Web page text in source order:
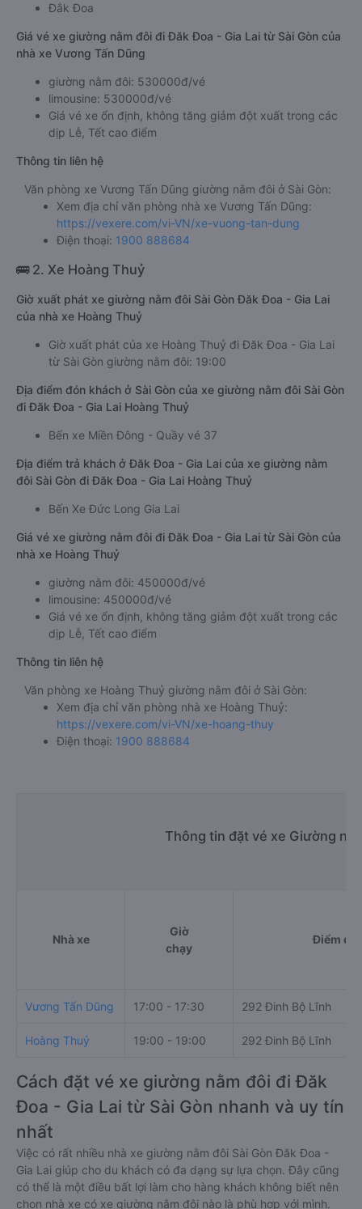
Đắk Đoa
Giá vé xe giường nằm đôi đi Đăk Đoa - Gia Lai từ Sài Gòn của
nhà xe Vương Tấn Dũng
giường nằm đôi: 530000đ/vé
limousine: 530000đ/vé
Giá vé xe ổn định, không tăng giảm đột xuất trong các
dịp Lễ, Tết cao điểm
Thông tin liên hệ
Văn phòng xe Vương Tấn Dũng giường nằm đôi ở Sài Gòn:
Xem địa chỉ văn phòng nhà xe Vương Tấn Dũng:
https://vexere.com/vi-VN/xe-vuong-tan-dung
Điện thoại: 1900 888684
🚌 2. Xe Hoàng Thuỷ
Giờ xuất phát xe giường nằm đôi Sài Gòn Đăk Đoa - Gia Lai
của nhà xe Hoàng Thuỷ
Giờ xuất phát của xe Hoàng Thuỷ đi Đăk Đoa - Gia Lai
từ Sài Gòn giường nằm đôi: 19:00
Địa điểm đón khách ở Sài Gòn của xe giường nằm đôi Sài Gòn
đi Đăk Đoa - Gia Lai Hoàng Thuỷ
Bến xe Miền Đông - Quầy vé 37
Địa điểm trả khách ở Đăk Đoa - Gia Lai của xe giường nằm
đôi Sài Gòn đi Đăk Đoa - Gia Lai Hoàng Thuỷ
Bến Xe Đức Long Gia Lai
Giá vé xe giường nằm đôi đi Đăk Đoa - Gia Lai từ Sài Gòn của
nhà xe Hoàng Thuỷ
giường nằm đôi: 450000đ/vé
limousine: 450000đ/vé
Giá vé xe ổn định, không tăng giảm đột xuất trong các
dịp Lễ, Tết cao điểm
Thông tin liên hệ
Văn phòng xe Hoàng Thuỷ giường nằm đôi ở Sài Gòn:
Xem địa chỉ văn phòng nhà xe Hoàng Thuỷ:
https://vexere.com/vi-VN/xe-hoang-thuy
Điện thoại: 1900 888684
Thông tin đặt vé xe Giường
Nhà xe
Giờ
chạy
Điểm đi
Vương Tấn Dũng 17:00 - 17:30 292 Đinh Bộ Lĩnh
Hoàng Thuỷ 19:00 - 19:00 292 Đinh Bộ Lĩnh
Cách đặt vé xe giường nằm đôi đi Đăk
Đoa - Gia Lai từ Sài Gòn nhanh và uy tín
nhất
Việc có rất nhiều nhà xe giường nằm đôi Sài Gòn Đăk Đoa -
Gia Lai giúp cho du khách có đa dạng sự lựa chọn. Đây cũng
có thể là một điều bất lợi làm cho hàng khách không biết nên
chọn nhà xe có xe giường nằm đôi nào là phù hợp với mình.